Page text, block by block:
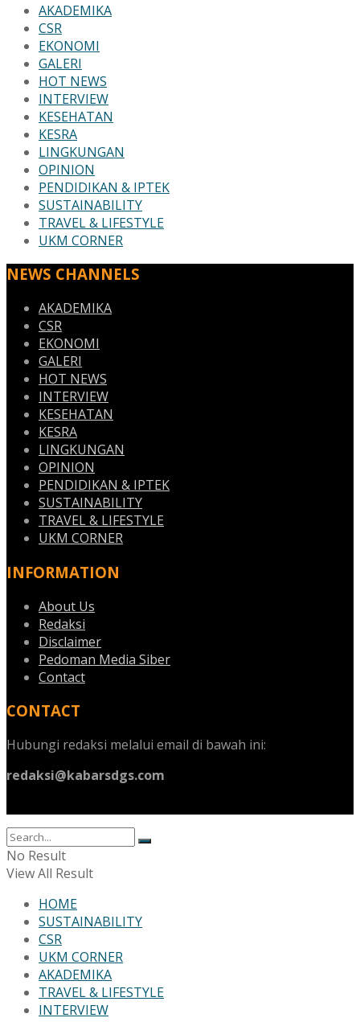
AKADEMIKA
CSR
EKONOMI
GALERI
HOT NEWS
INTERVIEW
KESEHATAN
KESRA
LINGKUNGAN
OPINION
PENDIDIKAN & IPTEK
SUSTAINABILITY
TRAVEL & LIFESTYLE
UKM CORNER
NEWS CHANNELS
AKADEMIKA
CSR
EKONOMI
GALERI
HOT NEWS
INTERVIEW
KESEHATAN
KESRA
LINGKUNGAN
OPINION
PENDIDIKAN & IPTEK
SUSTAINABILITY
TRAVEL & LIFESTYLE
UKM CORNER
INFORMATION
About Us
Redaksi
Disclaimer
Pedoman Media Siber
Contact
CONTACT
Hubungi redaksi melalui email di bawah ini:
redaksi@kabarsdgs.com
No Result
View All Result
HOME
SUSTAINABILITY
CSR
UKM CORNER
AKADEMIKA
TRAVEL & LIFESTYLE
INTERVIEW